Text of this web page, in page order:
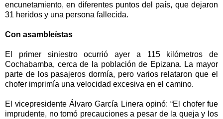
encunetamiento, en diferentes puntos del país, que dejaron
31 heridos y una persona fallecida.
Con asambleístas
El primer siniestro ocurrió ayer a 115 kilómetros de
Cochabamba, cerca de la población de Epizana. La mayor
parte de los pasajeros dormía, pero varios relataron que el
chofer imprimía una velocidad excesiva en el camino.
El vicepresidente Álvaro García Linera opinó: “El chofer fue
imprudente, no tomó precauciones a pesar de la queja y los